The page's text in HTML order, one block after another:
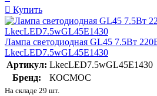
Купить
Лампа светодиодная GL45 7.5Вт
LkecLED7.5wGL45E1430
Артикул: LkecLED7.5wGL45E1430
Бренд:
КОСМОС
На складе 29 шт.